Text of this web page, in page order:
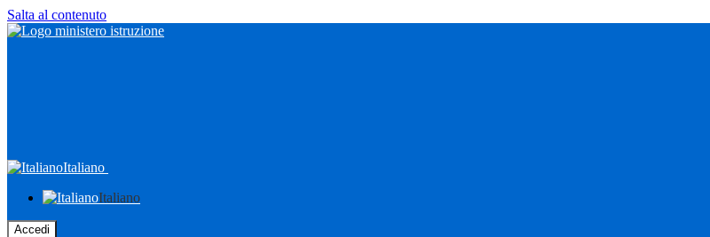
Salta al contenuto
Italiano
Italiano
Accedi